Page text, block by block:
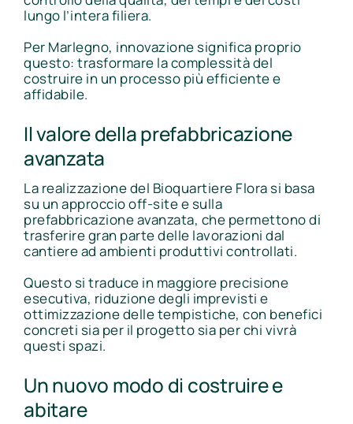
lungo l’intera filiera.
Per Marlegno, innovazione significa proprio
questo: trasformare la complessità del
costruire in un processo più efficiente e
affidabile.
Il valore della prefabbricazione
avanzata
La realizzazione del Bioquartiere Flora si basa
su un approccio off-site e sulla
prefabbricazione avanzata, che permettono di
trasferire gran parte delle lavorazioni dal
cantiere ad ambienti produttivi controllati.
Questo si traduce in maggiore precisione
esecutiva, riduzione degli imprevisti e
ottimizzazione delle tempistiche, con benefici
concreti sia per il progetto sia per chi vivrà
questi spazi.
Un nuovo modo di costruire e
abitare